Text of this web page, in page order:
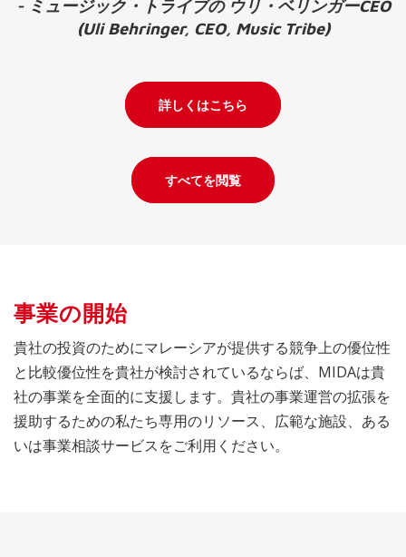
- ミュージック・トライブの ウリ・ベリンガーCEO
(Uli Behringer, CEO, Music Tribe)
詳しくはこちら
すべてを閲覧
事業の開始
貴社の投資のためにマレーシアが提供する競争上の優位性
と比較優位性を貴社が検討されているならば、MIDAは貴
社の事業を全面的に支援します。貴社の事業運営の拡張を
援助するための私たち専用のリソース、広範な施設、ある
いは事業相談サービスをご利用ください。